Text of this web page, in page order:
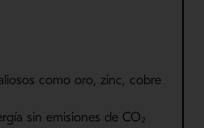
como oro, zinc, cobre
sin emisiones de CO₂